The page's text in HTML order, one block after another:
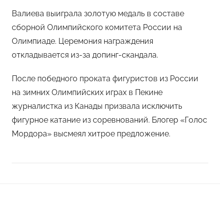
Валиева выиграла золотую медаль в составе
сборной Олимпийского комитета России на
Олимпиаде. Церемония награждения
откладывается из-за допинг-скандала.
После победного проката фигуристов из России
на зимних Олимпийских играх в Пекине
журналистка из Канады призвала исключить
фигурное катание из соревнований. Блогер «Голос
Мордора» высмеял хитрое предложение.